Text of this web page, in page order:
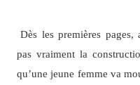
Dès les premières
pas vraiment la
qu’une jeune femme va